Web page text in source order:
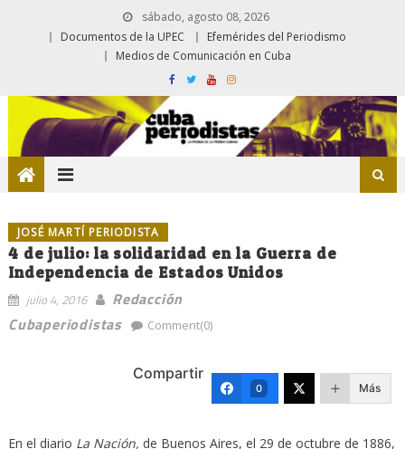
sábado, agosto 08, 2026
Documentos de la UPEC
Efemérides del Periodismo
Medios de Comunicación en Cuba
JOSÉ MARTÍ PERIODISTA
4 de julio: la solidaridad en la Guerra de
Independencia de Estados Unidos
julio 4, 2016
Redacción
Cubaperiodistas
Comment(0)
Compartir
0 Más
En el diario La Nación, de Buenos Aires, el 29 de octubre de 1886,